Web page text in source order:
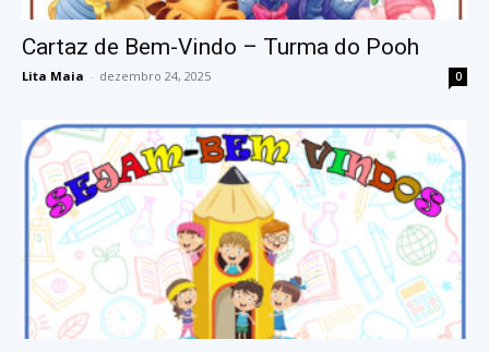
Cartaz de Bem-Vindo – Turma do Pooh
Lita Maia - dezembro 24, 2025 0